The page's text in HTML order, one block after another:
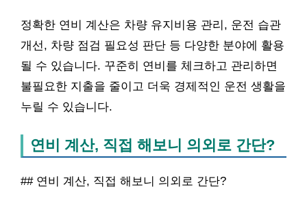
정확한 연비 계산은 차량 유지비용 관리, 운전 습관
개선, 차량 점검 필요성 판단 등 다양한 분야에 활용
될 수 있습니다. 꾸준히 연비를 체크하고 관리하면
불필요한 지출을 줄이고 더욱 경제적인 운전 생활을
누릴 수 있습니다.
연비 계산, 직접 해보니 의외로 간단?
## 연비 계산, 직접 해보니 의외로 간단?